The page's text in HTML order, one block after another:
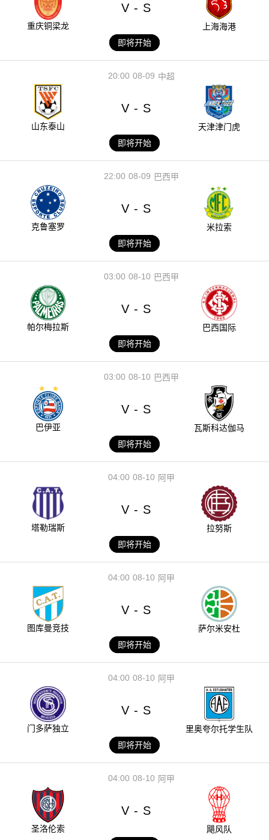
重庆铜梁龙
V - S
上海海港
即将开始
08-09
20:00 中超
山东泰山
V - S
天津津门虎
即将开始
08-09
22:00 巴西甲
克鲁塞罗
V - S
米拉索
即将开始
08-10
03:00 巴西甲
帕尔梅拉斯
V - S
巴西国际
即将开始
08-10
03:00 巴西甲
巴伊亚
V - S
瓦斯科达伽马
即将开始
08-10
04:00 阿甲
塔勒瑞斯
V - S
拉努斯
即将开始
08-10
04:00 阿甲
图库曼竞技
V - S
萨尔米安杜
即将开始
08-10
04:00 阿甲
门多萨独立
V - S
里奥夸尔托学生队
即将开始
08-10
04:00 阿甲
圣洛伦索
V - S
飓风队